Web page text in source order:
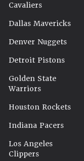
Cavaliers
Dallas Mavericks
Denver Nuggets
Detroit Pistons
Golden State
Warriors
Houston Rockets
Indiana Pacers
Los Angeles
Clippers